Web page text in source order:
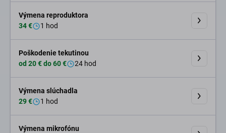
Výmena reproduktora
34 €
1 hod
Poškodenie tekutinou
od 20 € do 60 €
24 hod
Výmena slúchadla
29 €
1 hod
Výmena mikrofónu